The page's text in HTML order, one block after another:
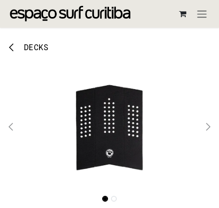
Pular para o conteúdo
DECKS